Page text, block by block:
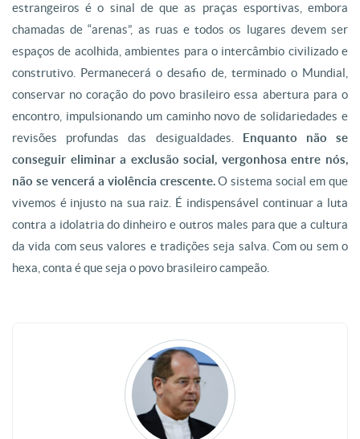
estrangeiros é o sinal de que as praças esportivas, embora
chamadas de “arenas”, as ruas e todos os lugares devem ser
espaços de acolhida, ambientes para o intercâmbio civilizado e
construtivo. Permanecerá o desafio de, terminado o Mundial,
conservar no coração do povo brasileiro essa abertura para o
encontro, impulsionando um caminho novo de solidariedades e
revisões profundas das desigualdades. Enquanto não se
conseguir eliminar a exclusão social, vergonhosa entre nós,
não se vencerá a violência crescente.O sistema social em que
vivemos é injusto na sua raiz. É indispensável continuar a luta
contra a idolatria do dinheiro e outros males para que a cultura
da vida com seus valores e tradições seja salva. Com ou sem o
hexa, conta é que seja o povo brasileiro campeão.